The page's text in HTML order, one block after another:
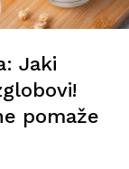
Jaki
pomaže